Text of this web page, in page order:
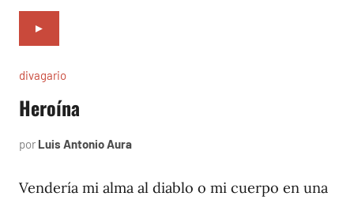
►
divagario
Heroína
por Luis Antonio Aura
1996
Vendería mi alma al diablo o mi cuerpo en una